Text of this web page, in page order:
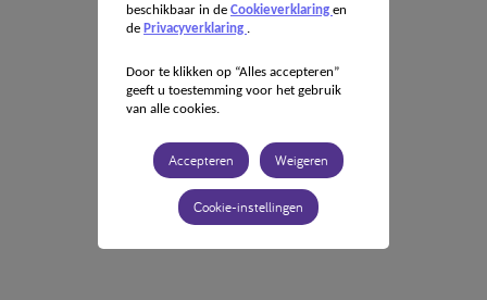
beschikbaar in de Cookieverklaring en
de Privacyverklaring .
Door te klikken op “Alles accepteren”
geeft u toestemming voor het gebruik
van alle cookies.
Accepteren Weigeren
Cookie-instellingen